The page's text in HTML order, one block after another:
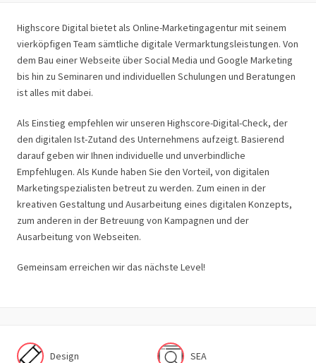
Highscore Digital bietet als Online-Marketingagentur mit seinem
vierköpfigen Team sämtliche digitale Vermarktungsleistungen. Von
dem Bau einer Webseite über Social Media und Google Marketing
bis hin zu Seminaren und individuellen Schulungen und Beratungen
ist alles mit dabei.
Als Einstieg empfehlen wir unseren Highscore-Digital-Check, der
den digitalen Ist-Zutand des Unternehmens aufzeigt. Basierend
darauf geben wir Ihnen individuelle und unverbindliche
Empfehlugen. Als Kunde haben Sie den Vorteil, von digitalen
Marketingspezialisten betreut zu werden. Zum einen in der
kreativen Gestaltung und Ausarbeitung eines digitalen Konzepts,
zum anderen in der Betreuung von Kampagnen und der
Ausarbeitung von Webseiten.
Gemeinsam erreichen wir das nächste Level!
Design SEA